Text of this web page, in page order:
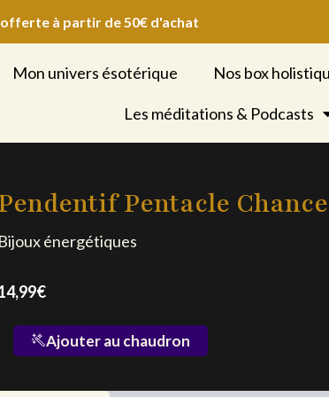
à partir de 50€ d'achat
Mon univers ésotérique Nos box
Les méditations & Podcasts
Pentacle
Bijoux énergétiques
€
quantité Ajouter au chaudron